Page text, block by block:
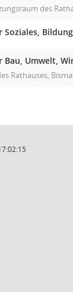
des
Soziales,
Bau, Umwelt,
Rathauses,